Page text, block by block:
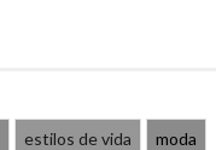
estilos de vida moda